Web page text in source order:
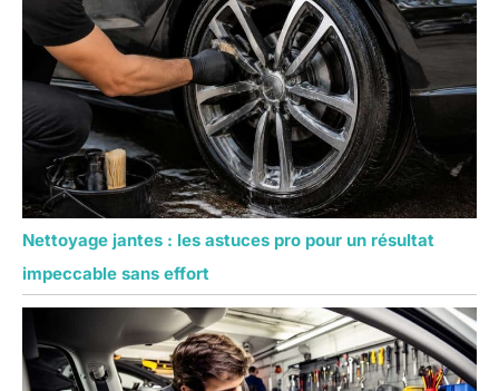
Nettoyage jantes : les astuces pro pour un résultat
impeccable sans effort